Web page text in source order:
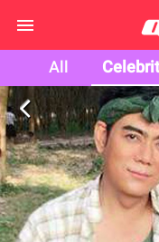
All
arrow_back_ios